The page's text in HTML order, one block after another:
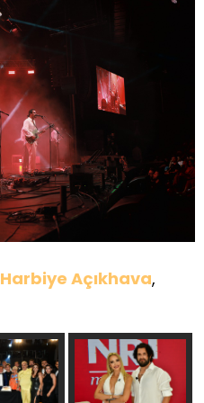
Harbiye Açıkhava,